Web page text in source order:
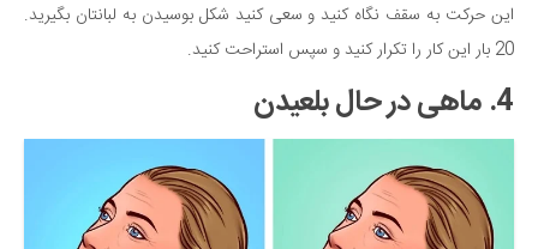
این حرکت به سقف نگاه کنید و سعی کنید شکل بوسیدن به لبانتان بگیرید.
20 بار این کار را تکرار کنید و سپس استراحت کنید.
4. ماهی در حال بلعیدن